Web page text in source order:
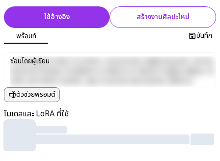
ใช้อ้างอิง
สร้างงานศิลปะใหม่
พร้อมท์
บันทึก
Lorem ipsum dolor sit amet, consectetur adipiscing elit, sed do
laboris nisi ut aliquip ex ea commodo consequat. Duis aute irure
dolor in reprehenderit in voluptate velit esse cillum dolore eu
fugiat nulla pariatur. Excepteur sint occaecat cupidatat non
proident, sunt in culpa qui officia deserunt mollit anim id est
ซ่อนโดยผู้เขียน
ตัวช่วยพรอมต์
โมเดลและ LoRA ที่ใช้